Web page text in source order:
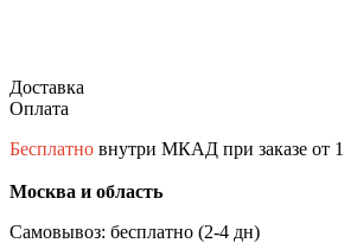
Доставка
Оплата
Бесплатно внутри МКАД при заказе от
Москва и область
Самовывоз: бесплатно (2-4 дн)